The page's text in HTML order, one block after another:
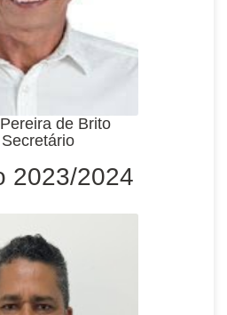
de Brito
Secretário
2023/2024